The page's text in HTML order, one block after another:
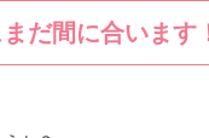
だ間に合います